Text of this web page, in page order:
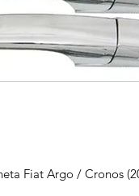
Fiat Argo / Cronos